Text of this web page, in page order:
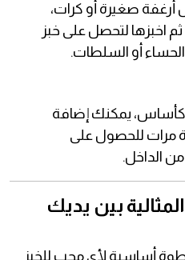
صغيرة أو كرات،
ثم اخبزها لتحصل على خبز
أو السلطات.
كأساس، يمكنك إضافة
مرات للحصول على
الداخل.
بين يديك
أساسية لأي محب للخبز